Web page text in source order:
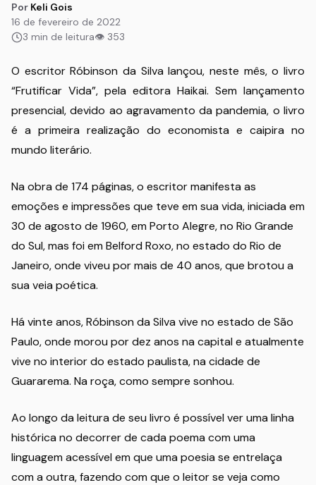
Por Keli Gois
16 de fevereiro de 2022
3 min de leitura👁 353
O escritor Róbinson da Silva lançou, neste mês, o livro
“Frutificar Vida”, pela editora Haikai. Sem lançamento
presencial, devido ao agravamento da pandemia, o livro
é a primeira realização do economista e caipira no
mundo literário.
Na obra de 174 páginas, o escritor manifesta as
emoções e impressões que teve em sua vida, iniciada em
30 de agosto de 1960, em Porto Alegre, no Rio Grande
do Sul, mas foi em Belford Roxo, no estado do Rio de
Janeiro, onde viveu por mais de 40 anos, que brotou a
sua veia poética.
Há vinte anos, Róbinson da Silva vive no estado de São
Paulo, onde morou por dez anos na capital e atualmente
vive no interior do estado paulista, na cidade de
Guararema. Na roça, como sempre sonhou.
Ao longo da leitura de seu livro é possível ver uma linha
histórica no decorrer de cada poema com uma
linguagem acessível em que uma poesia se entrelaça
com a outra, fazendo com que o leitor se veja como